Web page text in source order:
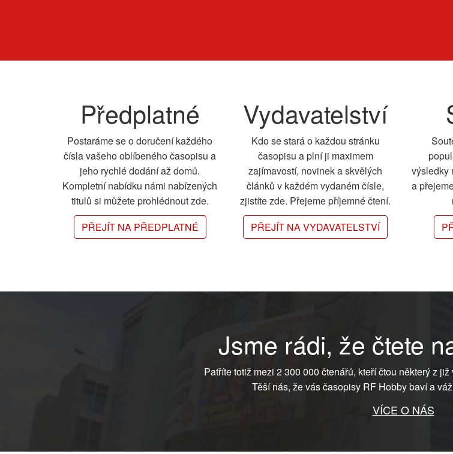
Předplatné
Postaráme se o doručení každého
čísla vašeho oblíbeného časopisu a
jeho rychlé dodání až domů.
Kompletní nabídku námi nabízených
titulů si můžete prohlédnout zde.
PŘEJÍT NA PŘEDPLATNÉ
Vydavatelství
Kdo se stará o každou stránku
časopisu a plní ji maximem
zajímavostí, novinek a skvělých
článků v každém vydaném čísle,
zjistíte zde. Přejeme příjemné čtení.
PŘEJÍT NA VYDAVATELSTVÍ
výsledky
a
Jsme rádi, že čtete
Patříte totiž mezi 2 300 000 čtenářů, kteří čtou některý z
Těší nás, že vás časopisy RF Hobby baví a
VÍCE O NÁS